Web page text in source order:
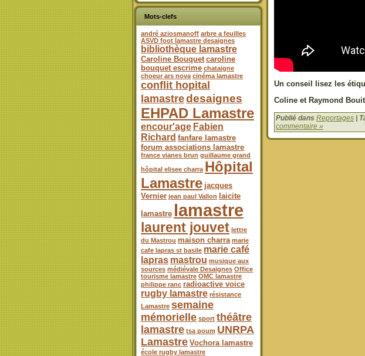
Mots-clefs
andré aziosmanoff arbre a feuilles
ASVD foot lamastre desaignes
bibliothèque lamastre
Caroline Bouquet caroline
bouquet escrime chataigne
choeur ars nova cinéma lamastre
conflit hopital
lamastredesaignes
EHPAD Lamastre
encour'age Fabien
Richard fanfare lamastre
forum associations lamastre
france vianes brun guillaume grand
hôpital elisee charra Hôpital
Lamastre jacques
Vernier jean paul Vallon
laicite
lamastre lamastre
laurent jouvet lettre
du Mastrou maison charra marie
cafe lapras st basile marie café
lapras mastrou musique aux
sources médiévale Desaignes Office
tourisme lamastre OMC lamastre
philippe ranc radioactive voice
rugby lamastre résistance
Lamastre semaine
mémorielle sport théâtre
lamastre tsa poum UNRPA
Lamastre Vochora lamastre
école rugby lamastre
Un conseil lisez les
Coline et Raymond
Publié dans Reportages |
commentaire »